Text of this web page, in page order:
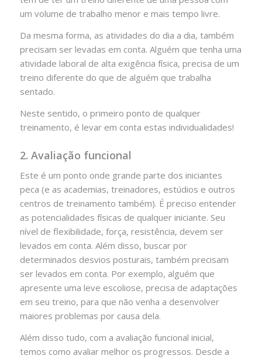
um volume de trabalho menor e mais tempo livre.
Da mesma forma, as atividades do dia a dia, também
precisam ser levadas em conta. Alguém que tenha uma
atividade laboral de alta exigência física, precisa de um
treino diferente do que de alguém que trabalha
sentado.
Neste sentido, o primeiro ponto de qualquer
treinamento, é levar em conta estas individualidades!
2. Avaliação funcional
Este é um ponto onde grande parte dos iniciantes
peca (e as academias, treinadores, estúdios e outros
centros de treinamento também). É preciso entender
as potencialidades físicas de qualquer iniciante. Seu
nível de flexibilidade, força, resistência, devem ser
levados em conta. Além disso, buscar por
determinados desvios posturais, também precisam
ser levados em conta. Por exemplo, alguém que
apresente uma leve escoliose, precisa de adaptações
em seu treino, para que não venha a desenvolver
maiores problemas por causa dela.
Além disso tudo, com a avaliação funcional inicial,
temos como avaliar melhor os progressos. Desde a